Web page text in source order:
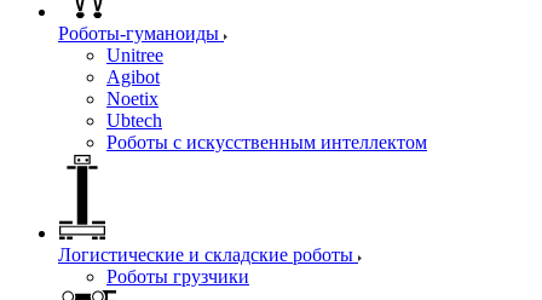
Роботы-гуманоиды
Unitree
Agibot
Noetix
Ubtech
Роботы с искусственным интеллектом
Логистические и складские роботы
Роботы грузчики